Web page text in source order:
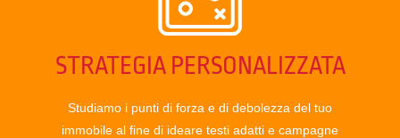
STRATEGIA PERSONALIZZATA
Studiamo i punti di forza e di debolezza del tuo
immobile al fine di ideare testi adatti e campagne